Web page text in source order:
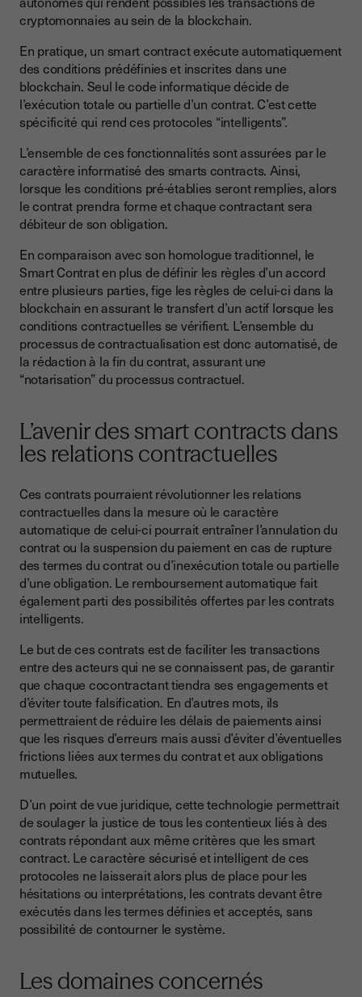
cryptomonnaies au sein de la blockchain.
En pratique, un smart contract exécute automatiquement
des conditions prédéfinies et inscrites dans une
blockchain. Seul le code informatique décide de
l’exécution totale ou partielle d’un contrat. C’est cette
spécificité qui rend ces protocoles “intelligents”.
L’ensemble de ces fonctionnalités sont assurées par le
caractère informatisé des smarts contracts. Ainsi,
lorsque les conditions pré-établies seront remplies, alors
le contrat prendra forme et chaque contractant sera
débiteur de son obligation.
En comparaison avec son homologue traditionnel, le
Smart Contrat en plus de définir les règles d’un accord
entre plusieurs parties, fige les règles de celui-ci dans la
blockchain en assurant le transfert d’un actif lorsque les
conditions contractuelles se vérifient. L’ensemble du
processus de contractualisation est donc automatisé, de
la rédaction à la fin du contrat, assurant une
“notarisation” du processus contractuel.
L’avenir des smart contracts dans
les relations contractuelles
Ces contrats pourraient révolutionner les relations
contractuelles dans la mesure où le caractère
automatique de celui-ci pourrait entraîner l’annulation du
contrat ou la suspension du paiement en cas de rupture
des termes du contrat ou d’inexécution totale ou partielle
d’une obligation. Le remboursement automatique fait
également parti des possibilités offertes par les contrats
intelligents.
Le but de ces contrats est de faciliter les transactions
entre des acteurs qui ne se connaissent pas, de garantir
que chaque cocontractant tiendra ses engagements et
d’éviter toute falsification. En d’autres mots, ils
permettraient de réduire les délais de paiements ainsi
que les risques d’erreurs mais aussi d’éviter d’éventuelles
frictions liées aux termes du contrat et aux obligations
mutuelles.
D’un point de vue juridique, cette technologie permettrait
de soulager la justice de tous les contentieux liés à des
contrats répondant aux même critères que les smart
contract. Le caractère sécurisé et intelligent de ces
protocoles ne laisserait alors plus de place pour les
hésitations ou interprétations, les contrats devant être
exécutés dans les termes définies et acceptés, sans
possibilité de contourner le système.
Les domaines concernés